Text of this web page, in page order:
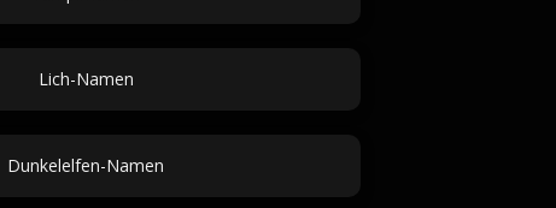
Lich-Namen
Dunkelelfen-Namen